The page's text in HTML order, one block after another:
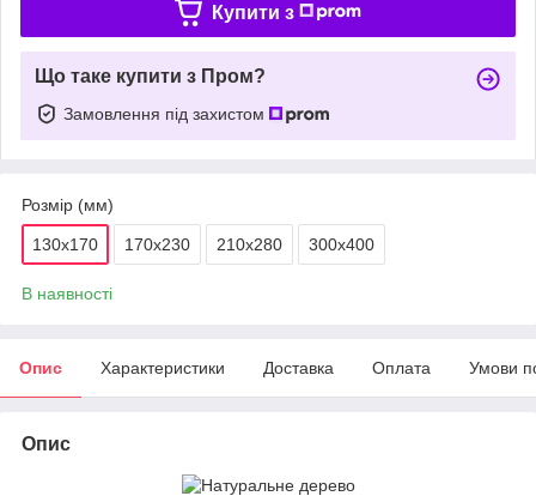
Купити з
Що таке купити з Пром?
Замовлення під захистом
Розмір (мм)
130х170 170х230 210х280 300х400
В наявності
Опис Характеристики Доставка Оплата Умови
Опис